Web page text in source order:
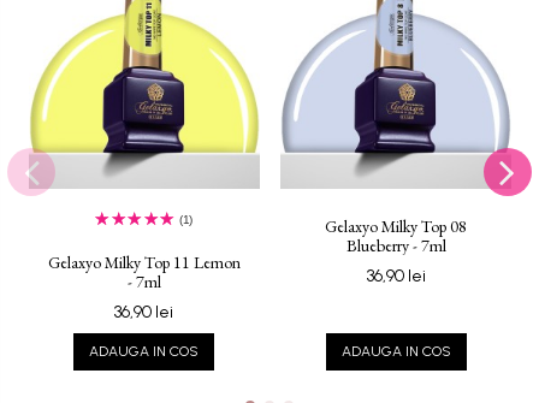
(1)
Gelaxyo Milky Top 11 Lemon
- 7ml
36,90 lei
ADAUGA IN COS
Gelaxyo Milky Top 08
Blueberry - 7ml
36,90 lei
ADAUGA IN COS